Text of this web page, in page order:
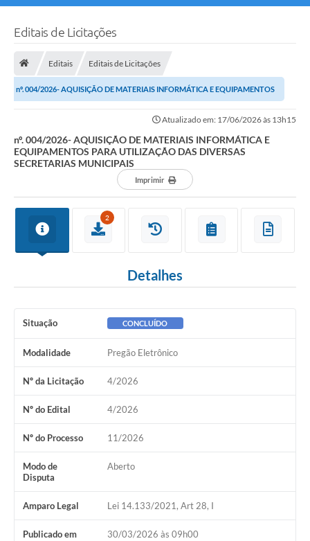
Carta de Serviços
Arquivos para Download
PS nº 001/2021 - Cargo Enfermeiro(a)
Contas Públicas
Legislação
Editais
Serviços Online
Telefones Úteis
Transparência
Editais de Licitações
Editais Editais de Licitações
nº. 004/2026- AQUISIÇÃO DE MATERIAIS INFORMÁTICA E EQUIPAMENTOS
PARA UTILIZAÇÃO DAS DIVERSAS SECRETARIAS...
Atualizado em: 17/06/2026 às 13h15
nº. 004/2026- AQUISIÇÃO DE MATERIAIS INFORMÁTICA E
EQUIPAMENTOS PARA UTILIZAÇÃO DAS DIVERSAS
SECRETARIAS MUNICIPAIS
Imprimir
2
Detalhes
Situação CONCLUÍDO
Modalidade Pregão Eletrônico
Nº da Licitação 4/2026
Nº do Edital 4/2026
Nº do Processo 11/2026
Modo de
Disputa
Aberto
Amparo Legal Lei 14.133/2021, Art 28, I
Publicado em 30/03/2026 às 09h00